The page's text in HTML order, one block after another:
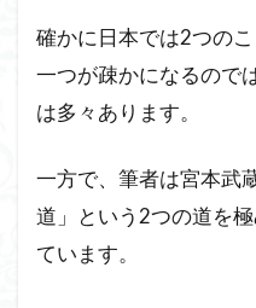
確かに日本では2つの
一つが疎かになるので
は多々あります。
一方で、筆者は宮本武
道」という2つの道を
ています。